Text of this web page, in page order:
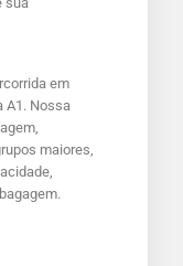
em
A1. Nossa
maiores,